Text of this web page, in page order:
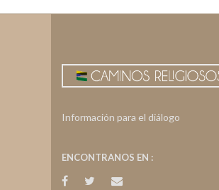
Información para el diálogo
ENCONTRANOS EN :